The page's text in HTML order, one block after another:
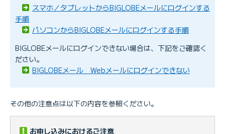
スマホ／タブレットからBIGLOBEメールにログインする
手順
パソコンからBIGLOBEメールにログインする手順
BIGLOBEメールにログインできない場合は、下記をご確認く
ださい。
BIGLOBEメール Webメールにログインできない
その他の注意点は以下の内容を参照ください。
お申し込みにおけるご注意